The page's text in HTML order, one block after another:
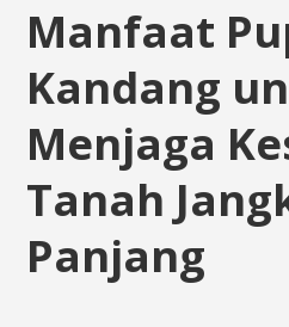
Manfaat
Kandang
Menjaga
Tanah
Panjang